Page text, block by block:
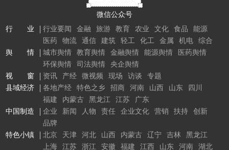
微信公众号
行 业
行业要闻 金融 旅游 教育 农业 文化 食品
能源
医药
物流 通信 建筑 轻工 化工 金属 机电
综合
舆 情
城市舆情 教育舆情 金融舆情 能源舆情
医药舆情
环保舆情
司法舆情
央企舆情
视 窗
资讯 产经 微视频 现场 访谈
专题
县域经济
各地产经 特色之乡 招商 河南 山西 山东
四川
福建
内蒙古 黑龙江 江苏
广东
中国制造
企业 新闻 人物 责任 企业文化 营销 扶持
创新
品牌
特色小镇
北京 天津 河北 山西 内蒙古 辽宁 吉林
黑龙江
上海
江苏 浙江 安徽 福建 江西 山东 河南 湖北